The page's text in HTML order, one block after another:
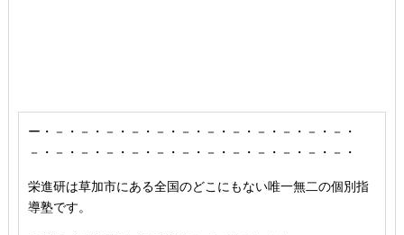
ー・－・－・－・－・－・－・－・－・－・－・－・－・
－・－・－・－・－・－・－・－・－・－・－・－・－・
栄進研は草加市にある全国のどこにもない唯一無二の個別指
導塾です。